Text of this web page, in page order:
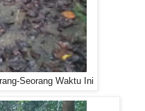
Seorang Waktu Ini